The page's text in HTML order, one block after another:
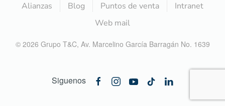
Alianzas Blog Puntos de venta
Intranet
Web mail
© 2026 Grupo T&C, Av. Marcelino García Barragán No. 1639
Siguenos